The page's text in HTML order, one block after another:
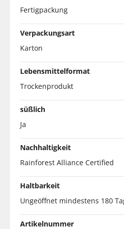
Fertigpackung
Verpackungsart
Karton
Lebensmittelformat
Trockenprodukt
süßlich
Ja
Nachhaltigkeit
Rainforest Alliance Certified
Haltbarkeit
Ungeöffnet mindestens 180
Artikelnummer